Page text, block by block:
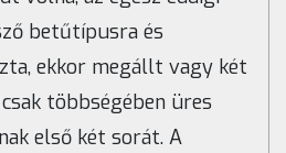
betűtípusra és
ekkor megállt vagy két
többségében üres
első két sorát. A